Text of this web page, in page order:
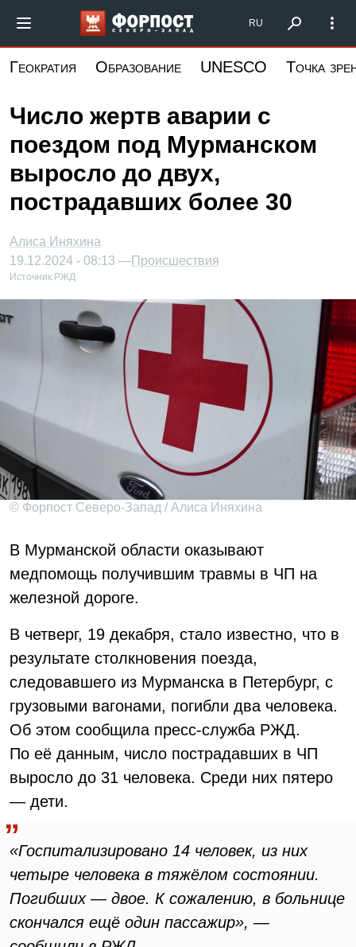
основному
Форпост Северо-Запад
RU
Геократия Образование UNESCO Точка
Число жертв аварии с
поездом под Мурманском
выросло до двух,
пострадавших более 30
Алиса Иняхина
19.12.2024 - 08:13 —Происшествия
Источник: РЖД
© Форпост Северо-Запад / Алиса Иняхина
В Мурманской области оказывают
медпомощь получившим травмы в ЧП на
железной дороге.
В четверг, 19 декабря, стало известно, что в
результате столкновения поезда,
следовавшего из Мурманска в Петербург, с
грузовыми вагонами, погибли два человека.
Об этом сообщила пресс-служба РЖД.
По её данным, число пострадавших в ЧП
выросло до 31 человека. Среди них пятеро
— дети.
«Госпитализировано 14 человек, из них
четыре человека в тяжёлом состоянии.
Погибших — двое. К сожалению, в больнице
скончался ещё один пассажир», —